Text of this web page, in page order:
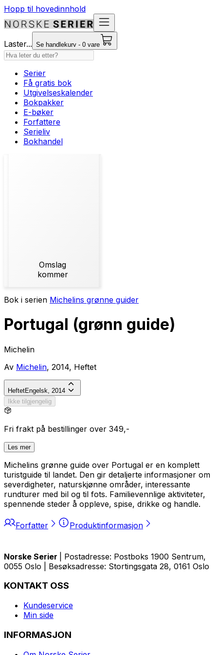
Hopp til hovedinnhold
Laster... Se handlekurv - 0 vare
Serier
Få gratis bok
Utgivelseskalender
Bokpakker
E-bøker
Forfattere
Serieliv
Bokhandel
Omslag
kommer
Bok i serien Michelins grønne guider
Portugal (grønn guide)
Michelin
Av Michelin, 2014, Heftet
HeftetEngelsk, 2014
Ikke tilgjengelig
Fri frakt på bestillinger over 349,-
Les mer
Michelins grønne guide over Portugal er en komplett
turistguide til landet. Den gir detaljerte informasjoner om
severdigheter, naturskjønne områder, interessante
rundturer med bil og til fots. Familievennlige aktiviteter,
spennende steder å oppleve, spise, drikke og handle.
Forfatter Produktinformasjon
Norske Serier
| Postadresse: Postboks 1900 Sentrum,
0055 Oslo | Besøksadresse: Stortingsgata 28, 0161 Oslo
KONTAKT OSS
Kundeservice
Min side
INFORMASJON